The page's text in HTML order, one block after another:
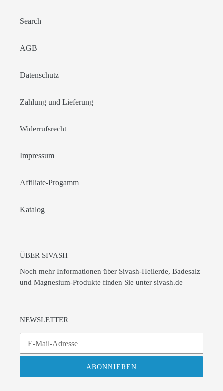
Search
AGB
Datenschutz
Zahlung und Lieferung
Widerrufsrecht
Impressum
Affiliate-Progamm
Katalog
ÜBER SIVASH
Noch mehr Informationen über Sivash-Heilerde, Badesalz
und Magnesium-Produkte finden Sie unter sivash.de
NEWSLETTER
ABONNIEREN